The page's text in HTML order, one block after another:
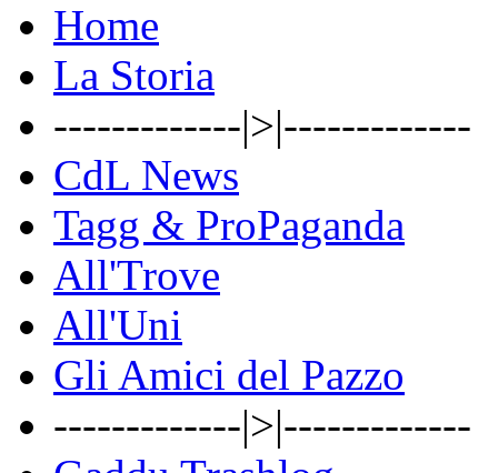
Home
La Storia
-------------|>|-------------
CdL News
Tagg & ProPaganda
All'Trove
All'Uni
Gli Amici del Pazzo
-------------|>|-------------